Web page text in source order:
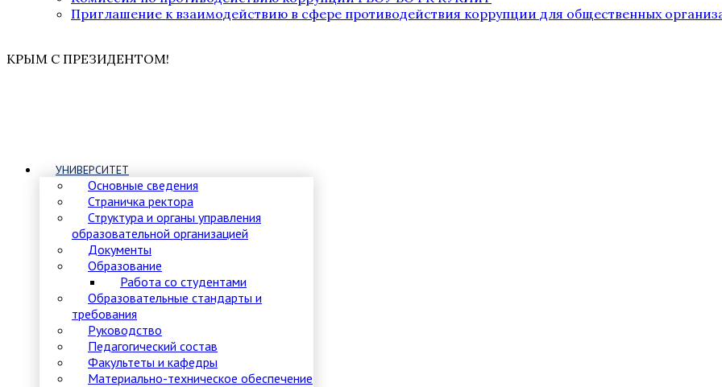
Приглашение к взаимодействию в сфере противодействия коррупции для общественных
КРЫМ С ПРЕЗИДЕНТОМ!
УНИВЕРСИТЕТ
Основные сведения
Страничка ректора
Структура и органы управления
образовательной организацией
Документы
Образование
Работа со студентами
Образовательные стандарты и
требования
Руководство
Педагогический состав
Факультеты и кафедры
Материально-техническое обеспечение